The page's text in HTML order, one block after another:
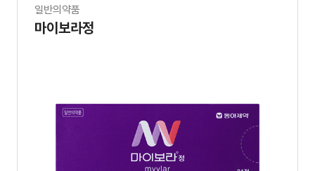
일반의약품
마이보라정